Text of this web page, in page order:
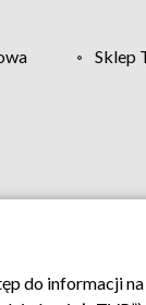
Sklep
do informacji